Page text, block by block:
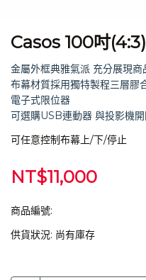
Casos 100吋
金屬外框典雅氣派 充分展現商
布幕材質採用獨特製程三層膠
電子式限位器
可選購USB連動器 與投影機
可任意控制布幕上/下/停止
NT$11,000
商品編號:
供貨狀況: 尚有庫存